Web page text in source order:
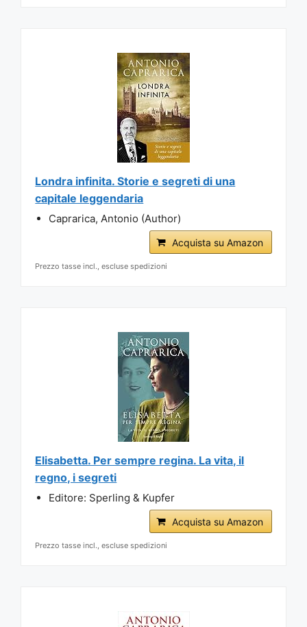
Londra infinita. Storie e segreti di una
capitale leggendaria
Caprarica, Antonio (Author)
Acquista su Amazon
Prezzo tasse incl., escluse spedizioni
Elisabetta. Per sempre regina. La vita, il
regno, i segreti
Editore: Sperling & Kupfer
Acquista su Amazon
Prezzo tasse incl., escluse spedizioni